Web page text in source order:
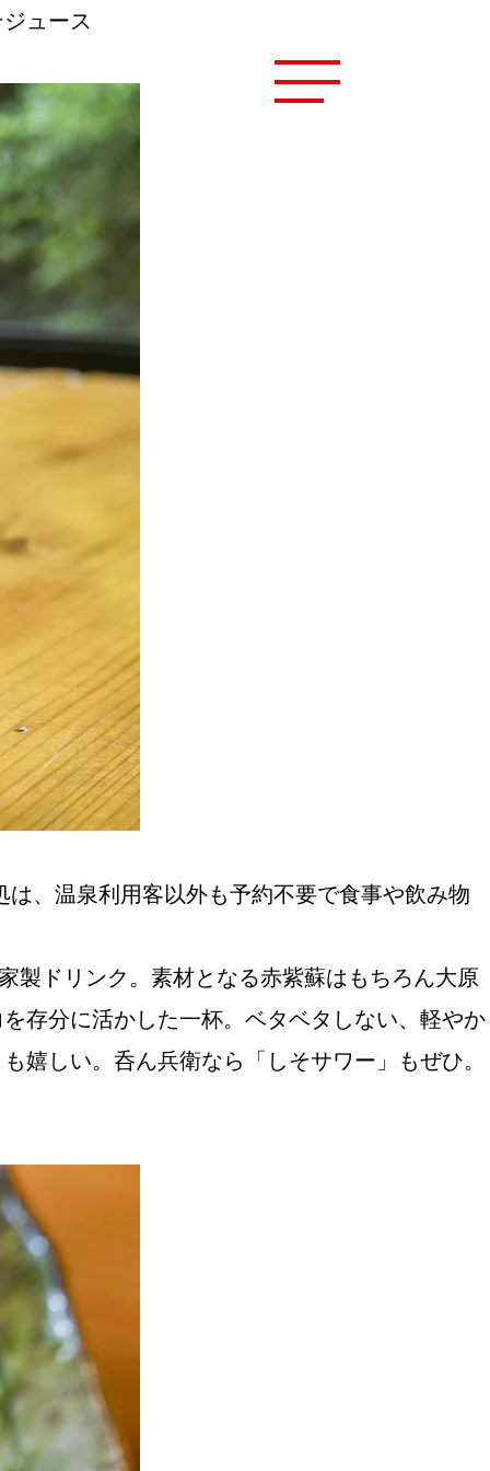
すめの展覧会
た。おすすめの本
すすめのイベント
ュース
、温泉利用客以外も予約不要で食事や飲み物
製ドリンク。素材となる赤紫蘇はもちろん大原
存分に活かした一杯。ベタベタしない、軽やか
嬉しい。呑ん兵衛なら「しそサワー」もぜひ。